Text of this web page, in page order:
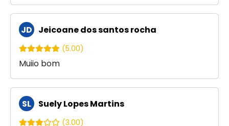
JD Jeicoane dos santos rocha
(5.00)
Muiio bom
SL Suely Lopes Martins
(3.00)